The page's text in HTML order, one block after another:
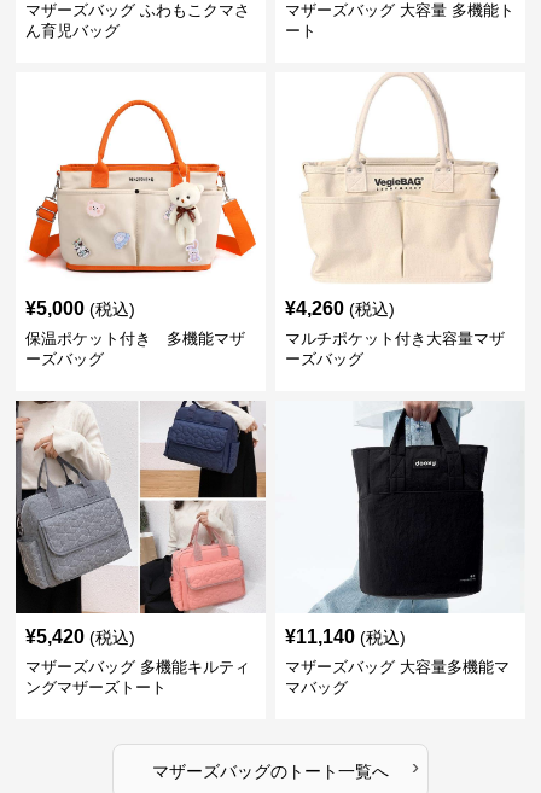
マザーズバッグ ふわもこクマさ
ん育児バッグ
マザーズバッグ 大容量 多機能ト
ート
¥5,000 (税込)
保温ポケット付き 多機能マザ
ーズバッグ
¥4,260 (税込)
マルチポケット付き大容量マザ
ーズバッグ
¥5,420 (税込)
マザーズバッグ 多機能キルティ
ングマザーズトート
¥11,140 (税込)
マザーズバッグ 大容量多機能マ
マバッグ
マザーズバッグのトート一覧へ ›